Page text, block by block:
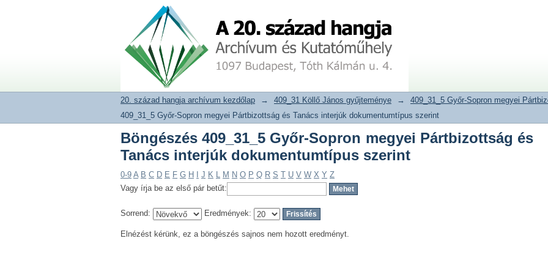
Böngészés 409_31_5 Győr-Sopron megyei
dokumentumtípus szerint
20. század hangja archívum adattár
20. század hangja archívum kezdőlap → 409_31 Köllő János gyűjteménye → 409_31_5 Győr-Sopron megyei
409_31_5 Győr-Sopron megyei Pártbizottság és Tanács interjúk dokumentumtípus szerint
Böngészés 409_31_5 Győr-Sopron megyei Pártbizottság és
Tanács interjúk dokumentumtípus szerint
0-9 A B C D E F G H J K L M N O P Q R S T U V W X Y Z
Vagy írja be az első pár betűt:
Sorrend: Eredmények:
Elnézést kérünk, ez a böngészés sajnos nem hozott eredményt.